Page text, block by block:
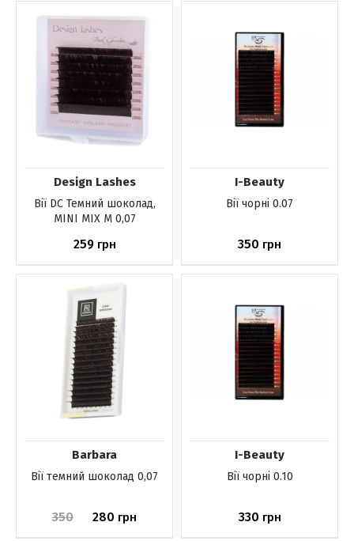
Design Lashes
Вії DС Темний шоколад,
MINI MIX M 0,07
259грн
I-Beauty
Вії чорні 0.07
350 грн
Barbara
Вії темний шоколад 0,07
350 280 грн
I-Beauty
Вії чорні 0.10
330 грн